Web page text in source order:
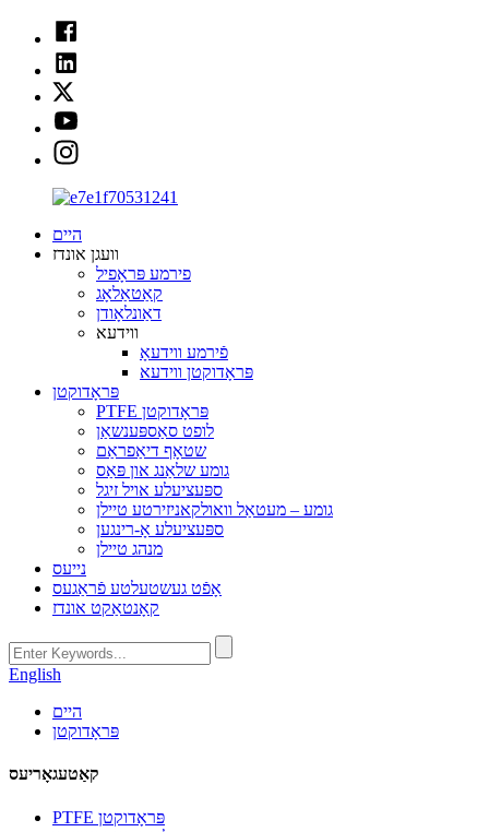
היים
וועגן אונדז
פירמע פּראָפיל
קאַטאַלאָג
דאַונלאָודן
ווידעא
פֿירמע ווידעאָ
פּראָדוקטן ווידעא
פּראָדוקטן
PTFE פּראָדוקטן
לופט סאַספּענשאַן
שטאָף דיאַפראַם
גומע שלאַנג און פּאַס
ספּעציעלע אויל זיגל
גומע – מעטאַל וואולקאניזירטע טיילן
ספּעציעלע אָ-רינגען
מנהג טיילן
נייעס
אָפֿט געשטעלטע פֿראַגעס
קאָנטאַקט אונדז
English
היים
פּראָדוקטן
קאַטעגאָריעס
PTFE פּראָדוקטן